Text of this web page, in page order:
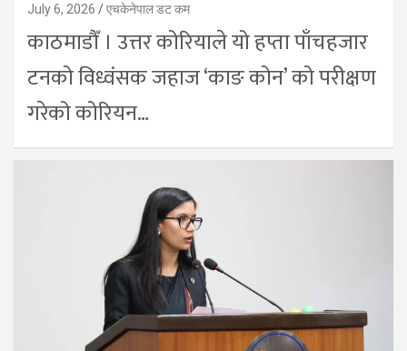
July 6, 2026 एचकेनेपाल डट कम
काठमाडाैँ । उत्तर कोरियाले यो हप्ता पाँचहजार
टनको विध्वंसक जहाज ‘काङ कोन’ को परीक्षण
गरेको कोरियन…